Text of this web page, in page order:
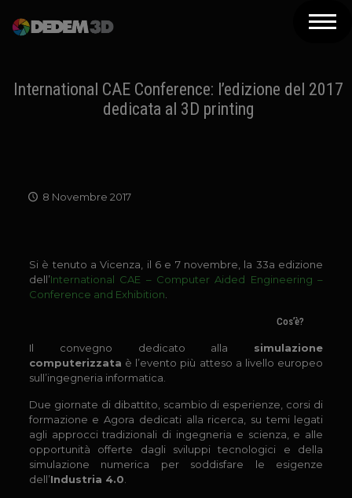
Prodotti
Soluzioni 3D
Contatti
Newsletter
International CAE Conference: l’edizione del 2017
dedicata al 3D printing
8 Novembre 2017
Si è tenuto a Vicenza, il 6 e 7 novembre, la 33a edizione
dell’International CAE – Computer Aided Engineering –
Conference and Exhibition
Cos’è?
Il convegno dedicato alla simulazione
computerizzata è l’evento più atteso a livello europeo
sull’ingegneria informatica.
Due giornate di dibattito, scambio di esperienze, corsi di
formazione e Agora dedicati alla ricerca, su temi legati
agli approcci tradizionali di ingegneria e scienza, e alle
opportunità offerte dagli sviluppi tecnologici e della
simulazione numerica per soddisfare le esigenze
dell’Industria 4.0